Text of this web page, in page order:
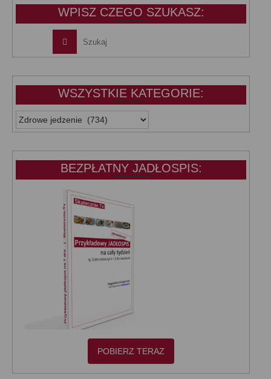
WPISZ CZEGO SZUKASZ:
WSZYSTKIE KATEGORIE:
WSZYSTKIE
KATEGORIE:
BEZPŁATNY JADŁOSPIS:
POBIERZ TERAZ